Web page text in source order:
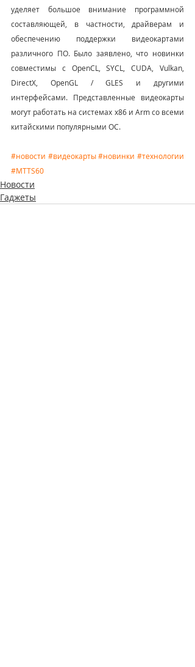
уделяет большое внимание программной
составляющей, в частности, драйверам и
обеспечению поддержки видеокартами
различного ПО. Было заявлено, что новинки
совместимы с OpenCL, SYCL, CUDA, Vulkan,
DirectX, OpenGL / GLES и другими
интерфейсами. Представленные видеокарты
могут работать на системах x86 и Arm со всеми
китайскими популярными ОС.
#новости #видеокарты #новинки #технологии
#MTTS60
Новости
Гаджеты